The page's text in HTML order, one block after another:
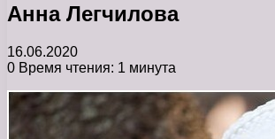
Анна Легчилова
16.06.2020
0 Время чтения: 1 минута